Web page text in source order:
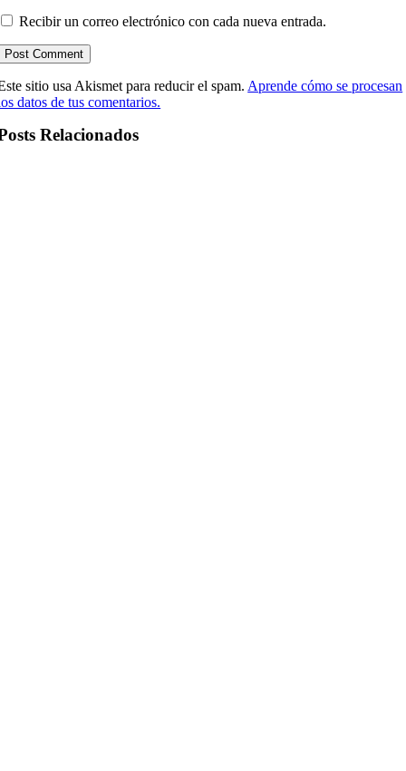
Recibir un correo electrónico con cada nueva entrada.
sitio usa Akismet para reducir el spam.Aprende cómo se procesan
datos de tus comentarios.
Relacionados